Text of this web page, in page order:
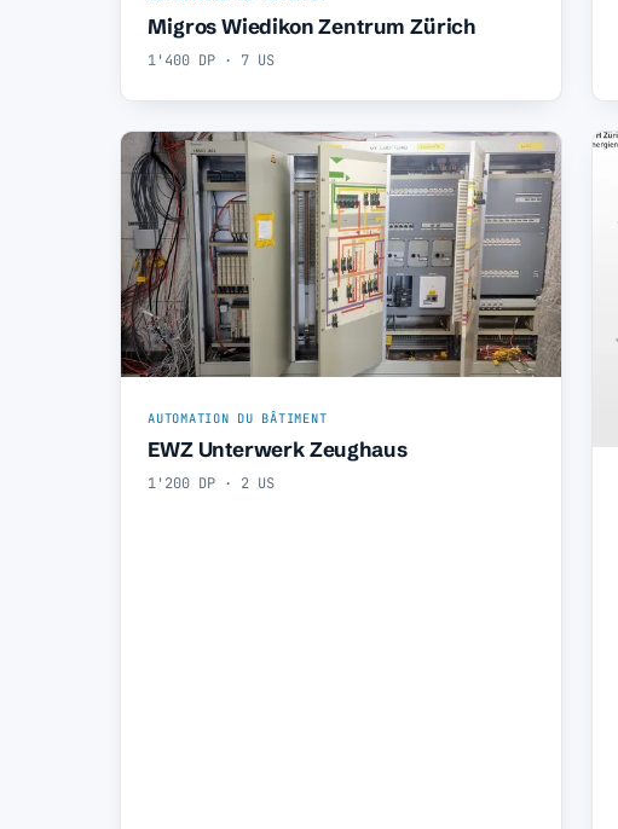
Migros Wiedikon Zentrum Zürich
1'400 DP · 7 US
AUTOMATION DU BÂTIMENT
EWZ Unterwerk Zeughaus
1'200 DP · 2 US